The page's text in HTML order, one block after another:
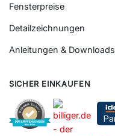
Fensterpreise
Detailzeichnungen
Anleitungen & Downloads
SICHER EINKAUFEN